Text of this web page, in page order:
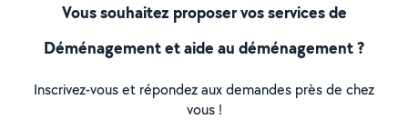
Vous souhaitez proposer vos services de
Déménagement et aide au déménagement ?
Inscrivez-vous et répondez aux demandes près de chez
vous !